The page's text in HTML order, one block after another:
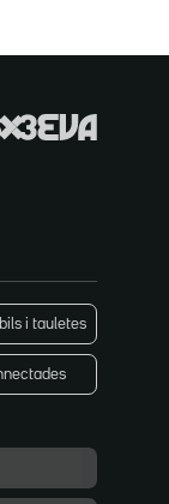
i tauletes